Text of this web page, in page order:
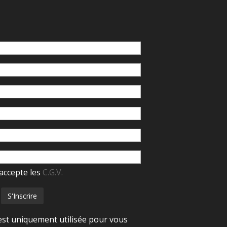
les C.G.V.
uniquement utilisée pour vous